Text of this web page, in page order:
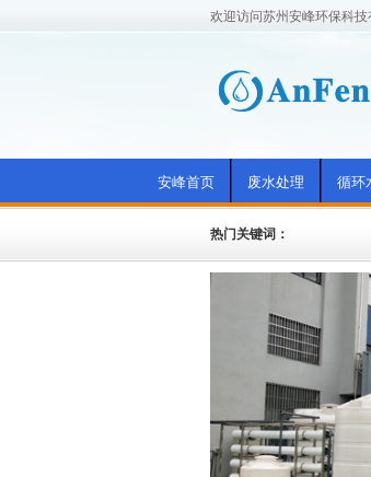
欢迎访问苏州安峰环保科技
安峰首页 废水处理 循环
热门关键词：